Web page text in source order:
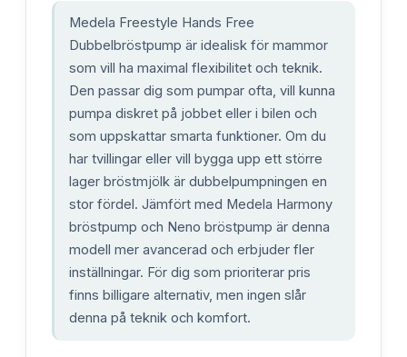
Medela Freestyle Hands Free
Dubbelbröstpump är idealisk för mammor
som vill ha maximal flexibilitet och teknik.
Den passar dig som pumpar ofta, vill kunna
pumpa diskret på jobbet eller i bilen och
som uppskattar smarta funktioner. Om du
har tvillingar eller vill bygga upp ett större
lager bröstmjölk är dubbelpumpningen en
stor fördel. Jämfört med Medela Harmony
bröstpump och Neno bröstpump är denna
modell mer avancerad och erbjuder fler
inställningar. För dig som prioriterar pris
finns billigare alternativ, men ingen slår
denna på teknik och komfort.